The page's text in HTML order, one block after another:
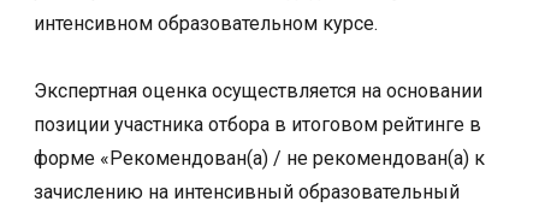
интенсивном образовательном курсе.
Экспертная оценка осуществляется на основании
позиции участника отбора в итоговом рейтинге в
форме «Рекомендован(а) / не рекомендован(а) к
зачислению на интенсивный образовательный